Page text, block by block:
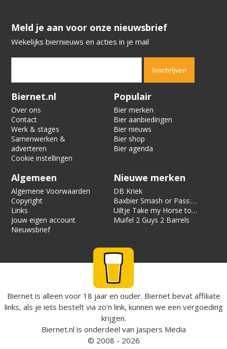
​​​​​​​Meld je aan voor onze nieuwsbrief
Wekelijks biernieuws en acties in je mail
Verification code:
Biernet.nl
Over ons
Contact
Werk & stages
Samenwerken &
adverteren
Cookie instellingen
Populair
Bier merken
Bier aanbiedingen
Bier nieuws
Bier shop
Bier agenda
Algemeen
Algemene Voorwaarden
Copyright
Links
Jouw eigen account
Nieuwsbrief
Nieuwe merken
DB Kriek
Baxbier Smash or Pass:
Strata
Uiltje Take my Horse to
the Hotel Room
Muifel 2 Guys 2 Barrels
Biernet is alleen voor 18 jaar en ouder. Biernet bevat affiliate
links, als je iets bestelt via zo’n link, kunnen we een vergoeding
krijgen.
Biernet.nl is onderdeel van Jaspers Media
© 2008 - 2026